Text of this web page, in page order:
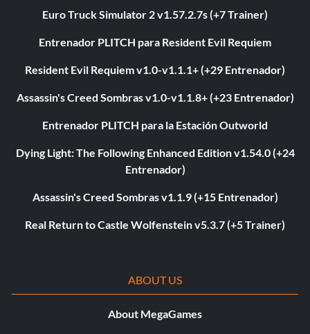
Euro Truck Simulator 2 v1.57.2.7s (+7 Trainer)
Entrenador PLITCH para Resident Evil Requiem
Resident Evil Requiem v1.0-v1.1.1+ (+29 Entrenador)
Assassin's Creed Sombras v1.0-v1.1.8+ (+23 Entrenador)
Entrenador PLITCH para la Estación Outworld
Dying Light: The Following Enhanced Edition v1.54.0 (+24
Entrenador)
Assassin's Creed Sombras v1.1.9 (+15 Entrenador)
Real Return to Castle Wolfenstein v5.3.7 (+5 Trainer)
ABOUT US
About MegaGames